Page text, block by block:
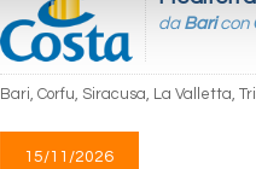
da Baricon
Bari, Corfu, Siracusa, La Valletta,
15/11/2026